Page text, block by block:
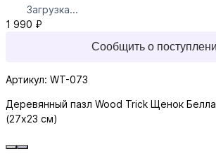
Загрузка...
1 990 ₽
Сообщить о
Артикул: WT-073
Деревянный пазл Wood Trick Щенок
(27x23 см)